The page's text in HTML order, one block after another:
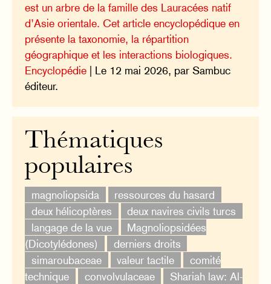
est un arbre de la famille des Lauracées natif
d’Asie orientale. Cet article encyclopédique en
présente la taxonomie, la répartition
géographique et les interactions biologiques.
Encyclopédie | Le 12 mai 2026, par Sambuc
éditeur.
Thématiques
populaires
magnoliopsida
ressources du hasard
deux hélicoptères
deux navires civils turcs
langage de la vue
Magnoliopsidées
(Dicotylédones)
derniers droits
simaroubaceae
valeur tactile
comité
technique
convolvulaceae Shariah law: Al-